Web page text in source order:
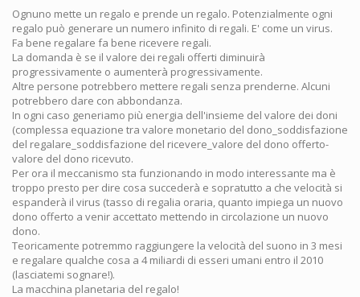
Ognuno mette un regalo e prende un regalo. Potenzialmente ogni
regalo può generare un numero infinito di regali. E' come un virus.
Fa bene regalare fa bene ricevere regali.
La domanda è se il valore dei regali offerti diminuirà
progressivamente o aumenterà progressivamente.
Altre persone potrebbero mettere regali senza prenderne. Alcuni
potrebbero dare con abbondanza.
In ogni caso generiamo più energia dell'insieme del valore dei doni
(complessa equazione tra valore monetario del dono_soddisfazione
del regalare_soddisfazione del ricevere_valore del dono offerto-
valore del dono ricevuto.
Per ora il meccanismo sta funzionando in modo interessante ma è
troppo presto per dire cosa succederà e sopratutto a che velocità si
espanderà il virus (tasso di regalia oraria, quanto impiega un nuovo
dono offerto a venir accettato mettendo in circolazione un nuovo
dono.
Teoricamente potremmo raggiungere la velocità del suono in 3 mesi
e regalare qualche cosa a 4 miliardi di esseri umani entro il 2010
(lasciatemi sognare!).
La macchina planetaria del regalo!